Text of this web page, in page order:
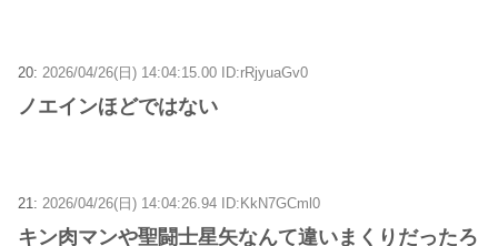
20: 2026/04/26(日) 14:04:15.00 ID:rRjyuaGv0
ノエインほどではない
21: 2026/04/26(日) 14:04:26.94 ID:KkN7GCml0
キン肉マンや聖闘士星矢なんて違いまくりだったろ